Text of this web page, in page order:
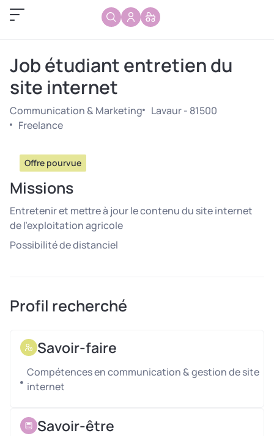
Job étudiant entretien du
site internet
Communication & Marketing
Lavaur - 81500
Freelance
Offre pourvue
Missions
Entretenir et mettre à jour le contenu du site internet
de l’exploitation agricole
Possibilité de distanciel
Profil recherché
Savoir-faire
Compétences en communication & gestion de site
internet
Savoir-être